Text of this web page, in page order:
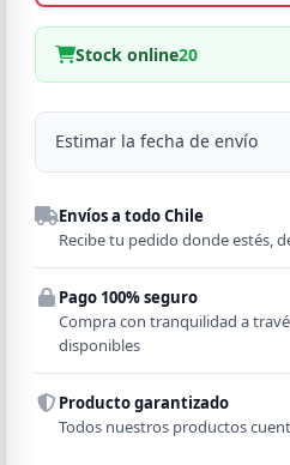
Stock online20
Estimar la fecha de envío
Despacho a domicilio
Región
Comuna
Envíos a todo Chile
Recibe tu pedido donde estés,
Pago 100% seguro
Compra con tranquilidad a
disponibles
Producto garantizado
Todos nuestros productos